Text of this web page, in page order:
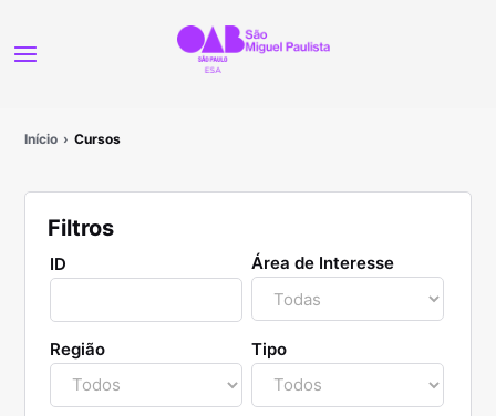
Início Cursos
Filtros
ID Área de Interesse
Região Tipo